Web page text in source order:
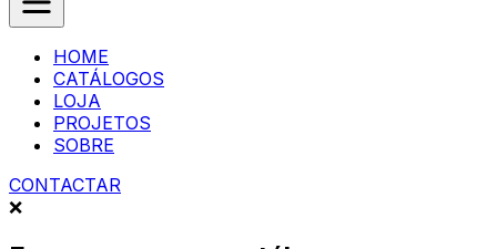
HOME
CATÁLOGOS
LOJA
PROJETOS
SOBRE
CONTACTAR
❌